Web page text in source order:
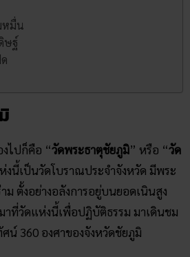
หมื่น
ษฐ์
ไปก็คือ “วัดพระธาตุชัยภูมิ” หรือ “วัด
งนี้เป็นวัดโบราณประจำจังหวัด มีพระ
ม ตั้งอย่างอลังการอยู่บนยอดเนินสูง
ที่วัดแห่งนี้เพื่อปฏิบัติธรรม มาเดินชม
น์ 360 องศาของจังหวัดชัยภูมิ